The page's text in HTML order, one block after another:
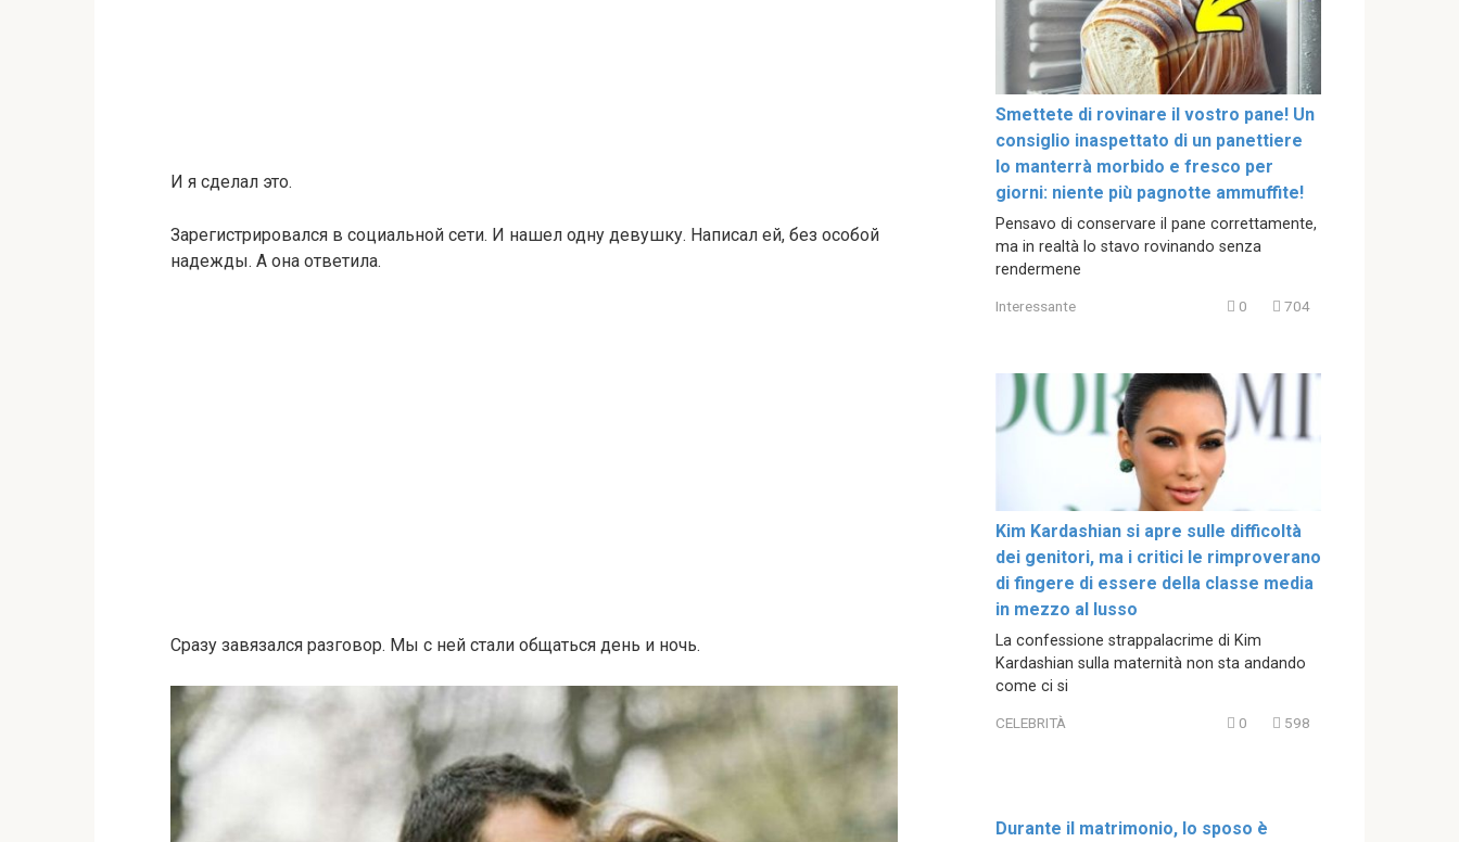
И я сделал это.
Зарегистрировался в социальной сети. И нашел одну девушку. Написал ей, без особой
надежды. А она ответила.
Сразу завязался разговор. Мы с ней стали общаться день и ночь.
Smettete di rovinare il vostro pane! Un
consiglio inaspettato di un panettiere
lo manterrà morbido e fresco per
giorni: niente più pagnotte ammuffite!
Pensavo di conservare il pane correttamente,
ma in realtà lo stavo rovinando senza
rendermene
Interessante 0 704
Kim Kardashian si apre sulle difficoltà
dei genitori, ma i critici le rimproverano
di fingere di essere della classe media
in mezzo al lusso
La confessione strappalacrime di Kim
Kardashian sulla maternità non sta andando
come ci si
CELEBRITÀ 0 598
Durante il matrimonio, lo sposo è